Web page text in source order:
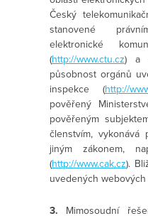
Český
stanovené
elektronické
(http://www.ctu.cz) a
působnost orgánů
inspekce (http://
pověřený
pověřeným
členstvím,
jiným zákonem,
(http://www.cak.cz).
uvedených
3. Mimosoudní